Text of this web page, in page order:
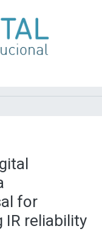
for
IR reliability